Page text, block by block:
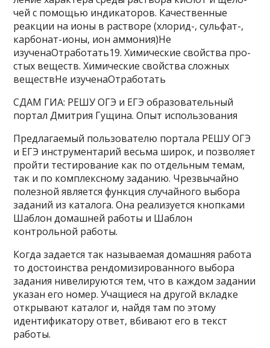
чей с по­мо­щью индикаторов. Ка­че­ствен­ные
реакции на ионы в рас­тво­ре (хлорид-, сульфат-,
карбонат-ионы, ион аммония)Не
изученаОтработать19. Хи­ми­че­ские свойства про­
стых веществ. Хи­ми­че­ские свойства слож­ных
веществНе изученаОтработать
СДАМ ГИА: РЕШУ ОГЭ и ЕГЭ образовательный
портал Дмитрия Гущина. Опыт использования
Предлагаемый пользователю портала РЕШУ ОГЭ
и ЕГЭ инструментарий весьма широк, и позволяет
пройти тестирование как по отдельным темам,
так и по комплексному заданию. Чрезвычайно
полезной является функция случайного выбора
заданий из каталога. Она реализуется кнопками
Шаблон домашней работы и Шаблон
контрольной работы.
Когда задается так называемая домашняя работа
то достоинства рендомизированного выбора
задания нивелируются тем, что в каждом задании
указан его номер. Учащиеся на другой вкладке
открывают каталог и, найдя там по этому
идентификатору ответ, вбивают его в текст
работы.